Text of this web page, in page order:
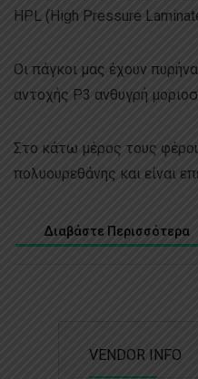
HPL (High Pressure
Οι πάγκοι μας έχουν
αντοχής P3 ανθυγρή
Στο κάτω μέρος τους
πολυουρεθάνης και είναι
Διαβάστε Περισσότερα
VENDOR INFO